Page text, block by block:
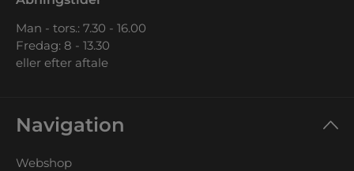
Man - tors.: 7.30 - 16.00
Fredag: 8 - 13.30
eller efter aftale
Navigation
Webshop